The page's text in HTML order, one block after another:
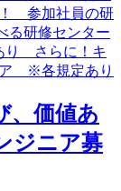
、価値あ
ジニア募